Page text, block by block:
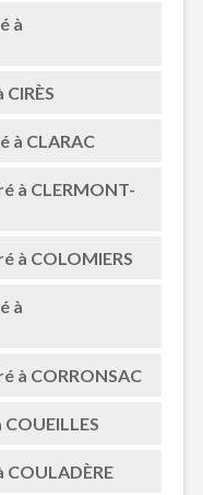
à
à CLARAC
à CLERMONT-
à COLOMIERS
à
à CORRONSAC